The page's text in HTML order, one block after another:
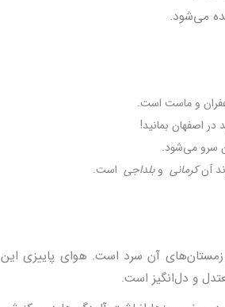
می‌شود.
و ماست است.
در اصفهان بمانید!
سرو می‌شود.
آنکرمانی وبلداجی است.
آن سرد است. هوای پاییزی این
و دل‌انگیز است.